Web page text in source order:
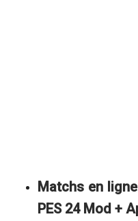
Matchs en
PES 24 Mod +